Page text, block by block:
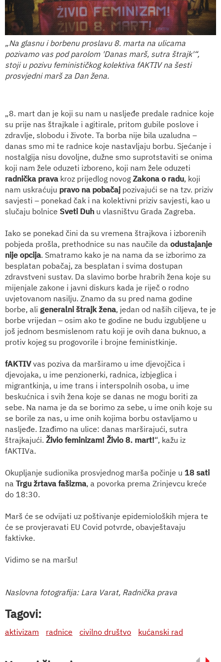
„Na glasnu i borbenu proslavu 8. marta na ulicama
pozivamo vas pod parolom 'Danas marš, sutra štrajk'“,
stoji u pozivu feminističkog kolektiva fAKTIV na šesti
prosvjedni marš za Dan žena.
„8. mart dan je koji su nam u nasljeđe predale radnice koje
su prije nas štrajkale i agitirale, pritom gubile poslove i
zdravlje, slobodu i živote. Ta borba nije bila uzaludna –
danas smo mi te radnice koje nastavljaju borbu. Sjećanje i
nostalgija nisu dovoljne, dužne smo suprotstaviti se onima
koji nam žele oduzeti izboreno, koji nam žele oduzeti
radnička prava kroz prijedlog novog Zakona o radu, koji
nam uskraćuju pravo na pobačaj pozivajući se na tzv. priziv
savjesti – ponekad čak i na kolektivni priziv savjesti, kao u
slučaju bolnice Sveti Duh u vlasništvu Grada Zagreba.
Iako se ponekad čini da su vremena štrajkova i izborenih
pobjeda prošla, prethodnice su nas naučile da odustajanje
nije opcija. Smatramo kako je na nama da se izborimo za
besplatan pobačaj, za besplatan i svima dostupan
zdravstveni sustav. Da slavimo borbe hrabrih žena koje su
mijenjale zakone i javni diskurs kada je riječ o rodno
uvjetovanom nasilju. Znamo da su pred nama godine
borbe, ali generalni štrajk žena, jedan od naših ciljeva, te je
borbe vrijedan – osim ako te godine ne budu izgubljene u
još jednom besmislenom ratu koji je ovih dana buknuo, a
protiv kojeg su progovorile i brojne feministkinje.
fAKTIVvas poziva da marširamo u ime djevojčica i
djevojaka, u ime penzionerki, radnica, izbjeglica i
migrantkinja, u ime trans i interspolnih osoba, u ime
beskućnica i svih žena koje se danas ne mogu boriti za
sebe. Na nama je da se borimo za sebe, u ime onih koje su
se borile za nas, u ime onih kojima borbu ostavljamo u
nasljeđe. Izađimo na ulice: danas marširajući, sutra
štrajkajući. Živio feminizam! Živio 8. mart!“, kažu iz
fAKTIVa.
Okupljanje sudionika prosvjednog marša počinje u 18 sati
na Trgu žrtava fašizma, a povorka prema Zrinjevcu kreće
do 18:30.
Marš će se odvijati uz poštivanje epidemioloških mjera te
će se provjeravati EU Covid potvrde, obavještavaju
faktivke.
Vidimo se na maršu!
Naslovna fotografija: Lara Varat, Radnička prava
Tagovi:
aktivizam radnice civilno društvo kućanski rad